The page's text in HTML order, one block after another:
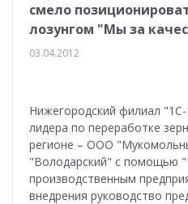
смело
лозунгом "Мы за
03.04.2012
Нижегородский филиал
лидера по переработке
регионе – ООО
"Володарский" с помощью
производственным
внедрения руководство